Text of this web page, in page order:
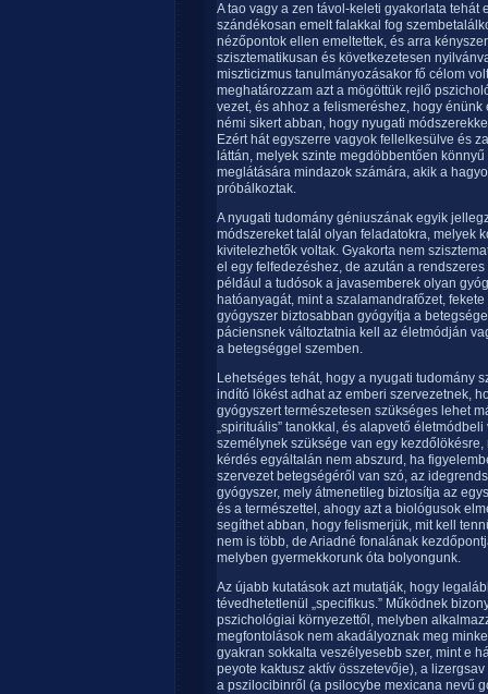
A tao vagy a zen távol-keleti gyakorlata
szándékosan emelt falakkal fog
nézőpontok ellen emeltettek, és arra
szisztematikusan és következetesen
miszticizmus tanulmányozásakor fő célom
meghatározzam azt a mögöttük rejlő
vezet, és ahhoz a felismeréshez, hogy
némi sikert abban, hogy nyugati
Ezért hát egyszerre vagyok fellelkesülve és
láttán, melyek szinte megdöbbentően
meglátására mindazok számára, akik a
próbálkoztak.
A nyugati tudomány géniuszának egyik
módszereket talál olyan feladatokra, melyek
kivitelezhetők voltak. Gyakorta nem
el egy felfedezéshez, de azután a
például a tudósok a javasemberek olyan
hatóanyagát, mint a szalamandrafőzet,
gyógyszer biztosabban gyógyítja a
páciensnek változtatnia kell az életmódján
a betegséggel szemben.
Lehetséges tehát, hogy a nyugati tudomány
indító lökést adhat az emberi szervezetnek,
gyógyszert természetesen szükséges lehet
„spirituális” tanokkal, és alapvető
személynek szüksége van egy
kérdés egyáltalán nem abszurd, ha
szervezet betegségéről van szó, az
gyógyszer, mely átmenetileg biztosítja az
és a természettel, ahogy azt a biológusok
segíthet abban, hogy felismerjük, mit kell
nem is több, de Ariadné fonalának
melyben gyermekkorunk óta bolyongunk.
Az újabb kutatások azt mutatják, hogy
tévedhetetlenül „specifikus.” Működnek
pszichológiai környezettől, melyben
megfontolások nem akadályoznak meg
gyakran sokkalta veszélyesebb szer, mint e
peyote kaktusz aktív összetevője), a
a pszilocibinről (a psilocybe mexicana nevű